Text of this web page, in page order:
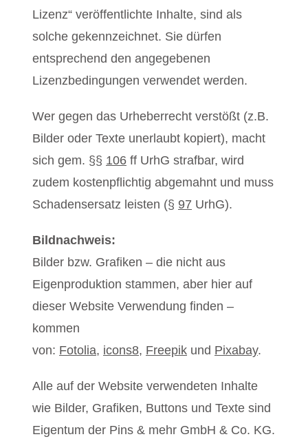
Lizenz“ veröffentlichte Inhalte, sind als
solche gekennzeichnet. Sie dürfen
entsprechend den angegebenen
Lizenzbedingungen verwendet werden.
Wer gegen das Urheberrecht verstößt (z.B.
Bilder oder Texte unerlaubt kopiert), macht
sich gem. §§ 106 ff UrhG strafbar, wird
zudem kostenpflichtig abgemahnt und muss
Schadensersatz leisten (§ 97 UrhG).
Bildnachweis:
Bilder bzw. Grafiken – die nicht aus
Eigenproduktion stammen, aber hier auf
dieser Website Verwendung finden –
kommen
von: Fotolia, icons8, Freepik und Pixabay.
Alle auf der Website verwendeten Inhalte
wie Bilder, Grafiken, Buttons und Texte sind
Eigentum der Pins & mehr GmbH & Co. KG.